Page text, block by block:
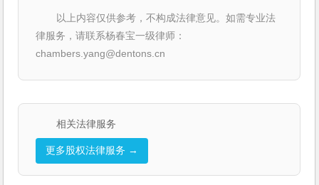
以上内容仅供参考，不构成法律意见。如需专业法
律服务，请联系杨春宝一级律师：
chambers.yang@dentons.cn
相关法律服务
更多股权法律服务 →